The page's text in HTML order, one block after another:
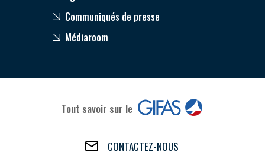
Communiqués de presse
Médiaroom
Tout savoir sur le
CONTACTEZ-NOUS